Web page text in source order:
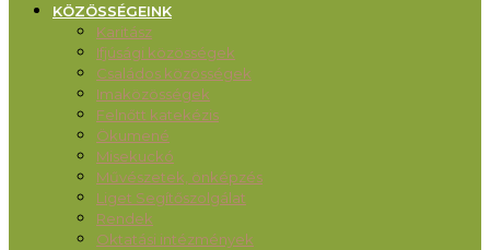
KÖZÖSSÉGEINK
Karitász
Ifjúsági közösségek
Családos közösségek
Imaközösségek
Felnőtt katekézis
Ökumené
Misekuckó
Művészetek, önképzés
Liget Segítőszolgálat
Rendek
Oktatási intézmények